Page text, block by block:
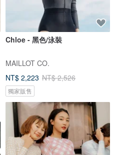
Chloe - 黑色/泳裝
MAILLOT CO.
NT$ 2,223 NT$ 2,526
獨家販售